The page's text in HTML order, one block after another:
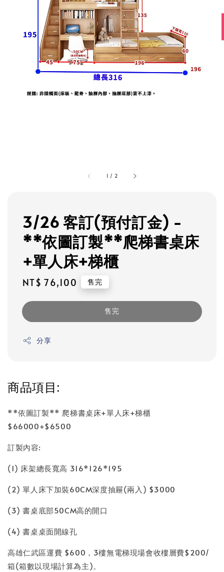
1 / 2
3/26 客訂(預付訂金) -
**依圖訂製**爬梯書桌床
+單人床+梯櫃
Regular
NT$ 76,100 售完
售完
分享
商品項目:
**依圖訂製** 爬梯書桌床+單人床+梯櫃
$66000+$6500
訂製內容:
(1) 床架總長寬高 316*126*195
(2) 單人床下加裝60CM深度抽屜(兩入) $3000
(3) 書桌底部50CM高的開口
(4) 書桌桌面開線孔
高雄仁武區運費 $600，3樓無電梯現場會收樓層費$200/
箱(箱數以現場計算為主)。